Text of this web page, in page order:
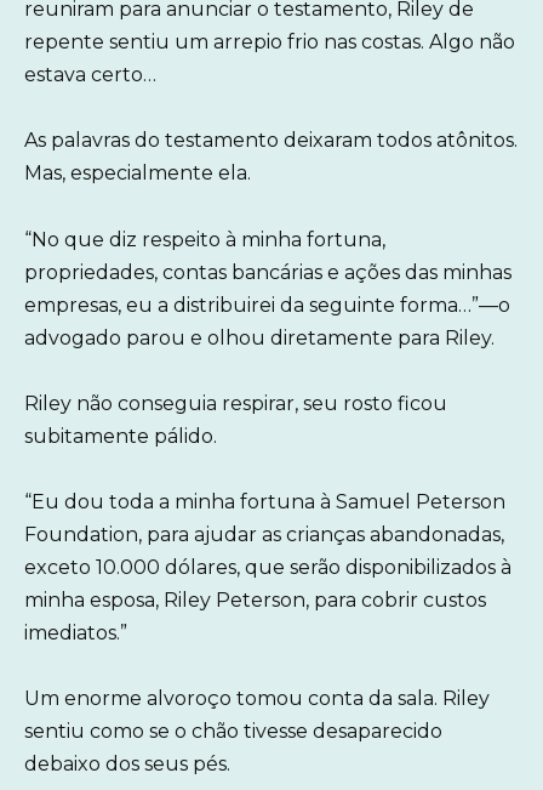
reuniram para anunciar o testamento, Riley de
repente sentiu um arrepio frio nas costas. Algo não
estava certo…
As palavras do testamento deixaram todos atônitos.
Mas, especialmente ela.
“No que diz respeito à minha fortuna,
propriedades, contas bancárias e ações das minhas
empresas, eu a distribuirei da seguinte forma…”—o
advogado parou e olhou diretamente para Riley.
Riley não conseguia respirar, seu rosto ficou
subitamente pálido.
“Eu dou toda a minha fortuna à Samuel Peterson
Foundation, para ajudar as crianças abandonadas,
exceto 10.000 dólares, que serão disponibilizados à
minha esposa, Riley Peterson, para cobrir custos
imediatos.”
Um enorme alvoroço tomou conta da sala. Riley
sentiu como se o chão tivesse desaparecido
debaixo dos seus pés.